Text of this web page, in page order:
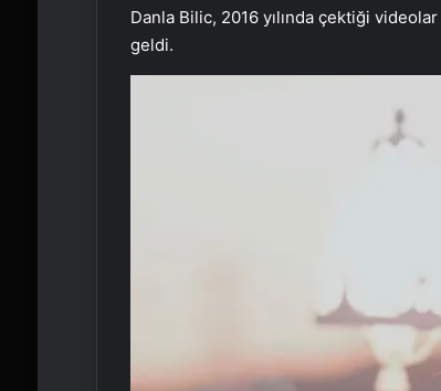
Danla Bilic, 2016 yılında çektiği
geldi.